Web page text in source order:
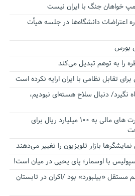
خواهان جنگ با ایران نیست
اعتراضات دانشگاه‌ها در جلسه هیأت
را به توهم تبدیل می‌کند
تقابل نظامی با ایران ارایه نکرده است
نگیرد/ دنبال سلاح هسته‌ای نبودیم،
آستانه الزام به دریافت صورت های مالی به ۱۰۰ میلیارد ریال برای
بازار تلویزیون را تغییر می‌دهند
با اوسمار؛ پای یحیی در میان است!
مستقل «بیلبورد» بود /اکران در تابستان